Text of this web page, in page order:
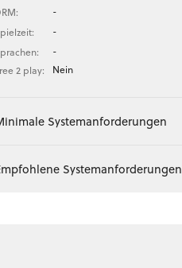
-
-
-
2 play:
Nein
Systemanforderungen
Systemanforderungen